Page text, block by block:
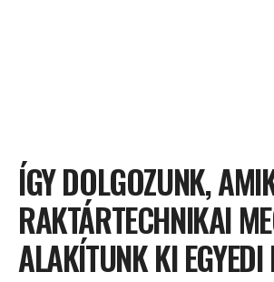
ÍGY DOLGOZUNK,
RAKTÁRTECHNIKAI
ALAKÍTUNK KI EGYEDI